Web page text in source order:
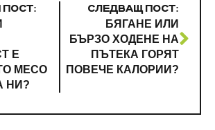
ПОСТ:
Е
МЕСО
НИ?
СЛЕДВАЩ ПОСТ:
БЯГАНЕ ИЛИ
БЪРЗO ХОДEНЕ НА
ПЪТЕКА ГОРЯТ
ПОВЕЧЕ КАЛОРИИ?